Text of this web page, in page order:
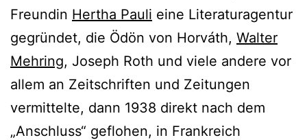
Freundin Hertha Pauli eine Literaturagentur
gegründet, die Ödön von Horváth, Walter
Mehring, Joseph Roth und viele andere vor
allem an Zeitschriften und Zeitungen
vermittelte, dann 1938 direkt nach dem
„Anschluss“ geflohen, in Frankreich